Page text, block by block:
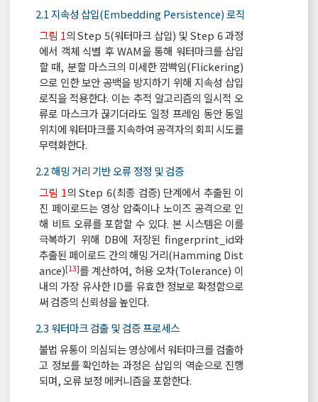
2.1 지속성 삽입(Embedding Persistence) 로직
그림 1의 Step 5(워터마크 삽입) 및 Step 6 과정
에서 객체 식별 후 WAM을 통해 워터마크를 삽입
할 때, 분할 마스크의 미세한 깜빡임(Flickering)
으로 인한 보안 공백을 방지하기 위해 지속성 삽입
로직을 적용한다. 이는 추적 알고리즘의 일시적 오
류로 마스크가 끊기더라도 일정 프레임 동안 동일
위치에 워터마크를 지속하여 공격자의 회피 시도를
무력화한다.
2.2 해밍 거리 기반 오류 정정 및 검증
그림 1의 Step 6(최종 검증) 단계에서 추출된 이
진 페이로드는 영상 압축이나 노이즈 공격으로 인
해 비트 오류를 포함할 수 있다. 본 시스템은 이를
극복하기 위해 DB에 저장된 fingerprint_id와
추출된 페이로드 간의 해밍 거리(Hamming Dist
ance)[13]를 계산하여, 허용 오차(Tolerance) 이
내의 가장 유사한 ID를 유효한 정보로 확정함으로
써 검증의 신뢰성을 높인다.
2.3 워터마크 검출 및 검증 프로세스
불법 유통이 의심되는 영상에서 워터마크를 검출하
고 정보를 확인하는 과정은 삽입의 역순으로 진행
되며, 오류 보정 메커니즘을 포함한다.